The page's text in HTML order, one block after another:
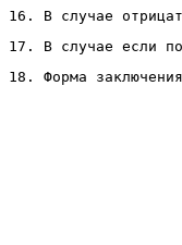
16. В случае
17. В случае если
18. Форма